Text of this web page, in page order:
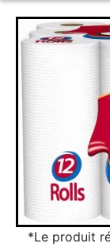
*Le produit